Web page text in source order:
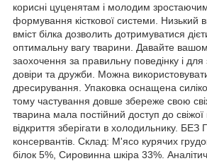
корисні цуценятам і молодим
формування кісткової системи. Низький
вміст білка дозволить дотримуватися
оптимальну вагу тварини. Давайте
заохочення за правильну поведінку і
довіри та дружби. Можна
дресирування. Упаковка оснащена
тому частування довше збереже свою
тварина мала постійний доступ до свіжої
відкриття зберігати в холодильнику.
консервантів. Склад: М'ясо курячих
білок 5%, Сировинна шкіра 33%.